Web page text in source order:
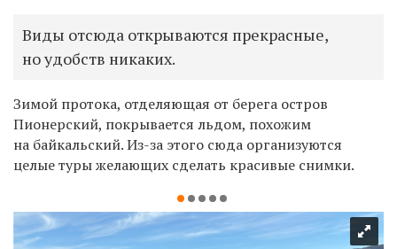
Виды отсюда открываются прекрасные,
но удобств никаких.
Зимой протока, отделяющая от берега остров
Пионерский, покрывается льдом, похожим
на байкальский. Из-за этого сюда организуются
целые туры желающих сделать красивые снимки.